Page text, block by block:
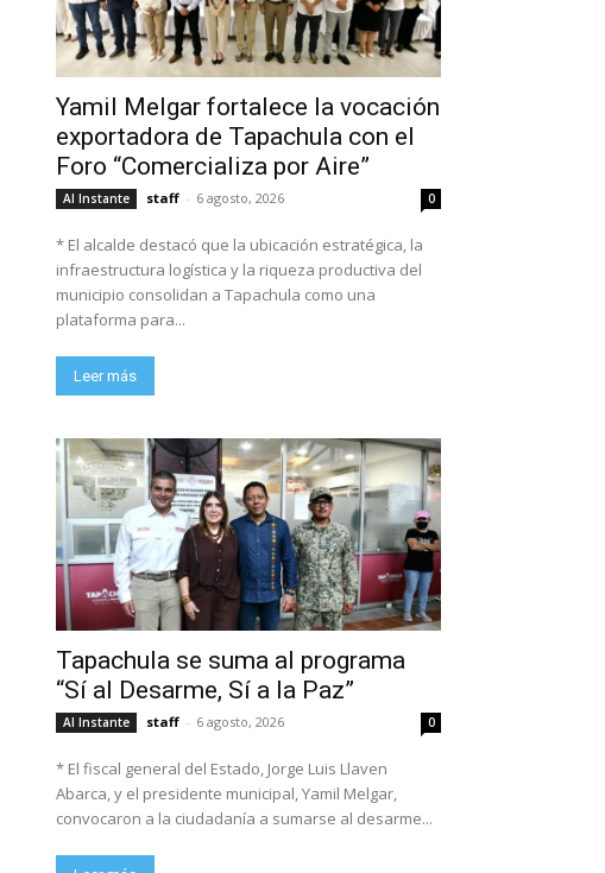
Yamil Melgar fortalece la vocación
exportadora de Tapachula con el
Foro “Comercializa por Aire”
Al Instante staff - 6 agosto, 2026 0
* El alcalde destacó que la ubicación estratégica, la
infraestructura logística y la riqueza productiva del
municipio consolidan a Tapachula como una
plataforma para...
Leer más
Tapachula se suma al programa
“Sí al Desarme, Sí a la Paz”
Al Instante staff - 6 agosto, 2026 0
* El fiscal general del Estado, Jorge Luis Llaven
Abarca, y el presidente municipal, Yamil Melgar,
convocaron a la ciudadanía a sumarse al desarme...